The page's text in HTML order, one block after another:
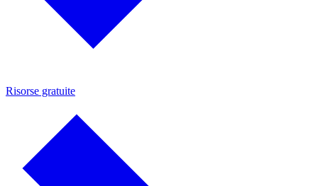
Risorse gratuite